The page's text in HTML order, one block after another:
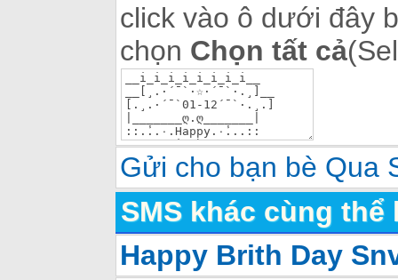
click vào ô dưới đây
chọn Chọn tất cả
Gửi cho bạn bè Qua
SMS khác cùng thể
Happy Brith Day